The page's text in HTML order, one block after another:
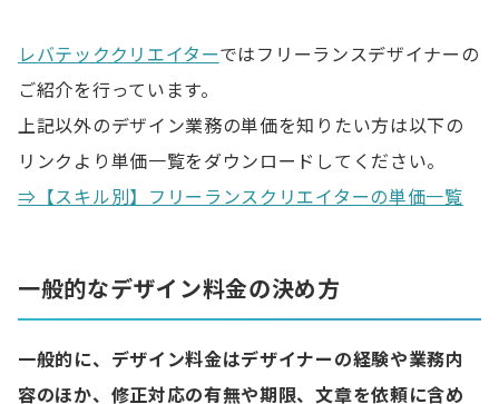
Q.デザインを外注したい場合の依頼先は？
レバテッククリエイターではフリーランスデザイナーの
ご紹介を行っています。
上記以外のデザイン業務の単価を知りたい方は以下の
リンクより単価一覧をダウンロードしてください。
⇒【スキル別】フリーランスクリエイターの単価一覧
一般的なデザイン料金の決め方
一般的に、デザイン料金はデザイナーの経験や業務内
容のほか、修正対応の有無や期限、文章を依頼に含め